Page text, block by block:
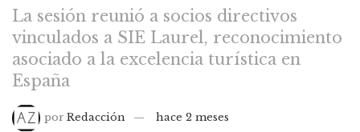
La sesión reunió a socios directivos
vinculados a SIE Laurel, reconocimiento
asociado a la excelencia turística en
España
por Redacción
hace 2 meses